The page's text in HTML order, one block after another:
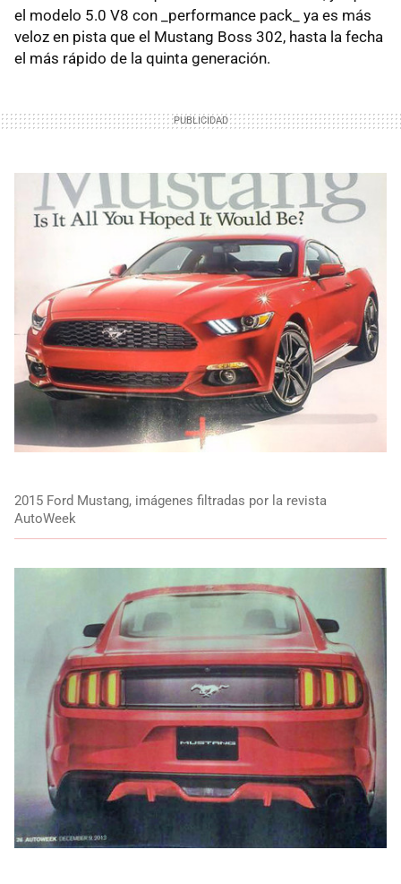
el modelo 5.0 V8 con _performance pack_ ya es más
veloz en pista que el Mustang Boss 302, hasta la fecha
el más rápido de la quinta generación.
2015 Ford Mustang, imágenes filtradas por la revista
AutoWeek